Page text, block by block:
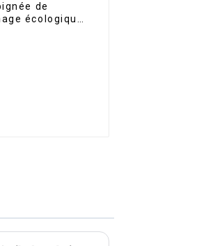
de
écologique